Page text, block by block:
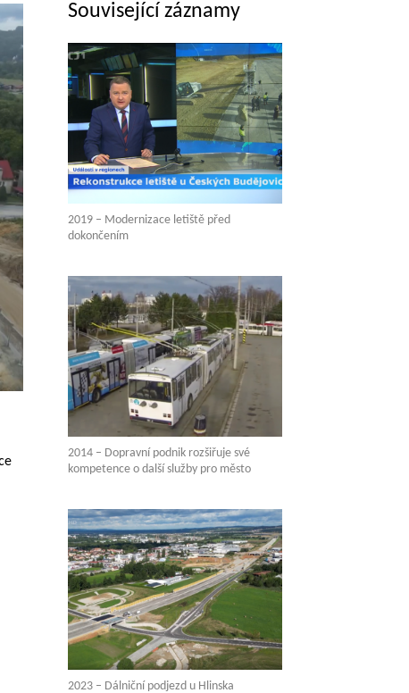
Související záznamy
2019 – Modernizace letiště před
dokončením
2014 – Dopravní podnik rozšiřuje své
kompetence o další služby pro město
2023 – Dálniční podjezd u Hlinska